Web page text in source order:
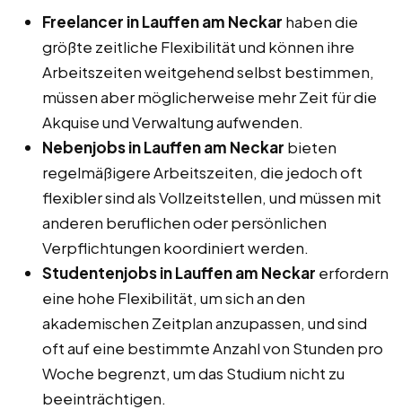
Freelancer in Lauffen am Neckar haben die
größte zeitliche Flexibilität und können ihre
Arbeitszeiten weitgehend selbst bestimmen,
müssen aber möglicherweise mehr Zeit für die
Akquise und Verwaltung aufwenden.
Nebenjobs in Lauffen am Neckar bieten
regelmäßigere Arbeitszeiten, die jedoch oft
flexibler sind als Vollzeitstellen, und müssen mit
anderen beruflichen oder persönlichen
Verpflichtungen koordiniert werden.
Studentenjobs in Lauffen am Neckar erfordern
eine hohe Flexibilität, um sich an den
akademischen Zeitplan anzupassen, und sind
oft auf eine bestimmte Anzahl von Stunden pro
Woche begrenzt, um das Studium nicht zu
beeinträchtigen.